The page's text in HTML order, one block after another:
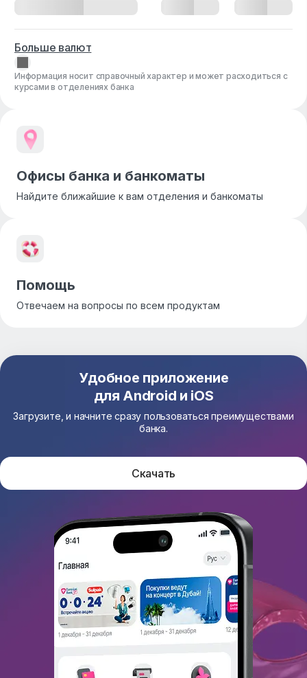
Больше валют
Информация носит справочный характер и может расходиться с
курсами в отделениях банка
Офисы банка и банкоматы
Найдите ближайшие к вам отделения и банкоматы
Помощь
Отвечаем на вопросы по всем продуктам
Удобное приложение
для Android и iOS
Загрузите, и начните сразу пользоваться преимуществами
банка.
Скачать